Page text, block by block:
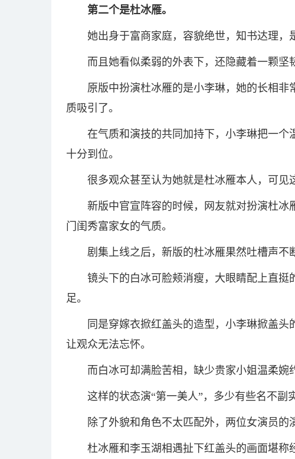
第二个是杜冰雁。
她出身于富商家庭，容貌绝世，知书达理，
而且她看似柔弱的外表下，还隐藏着一颗坚
原版中扮演杜冰雁的是小李琳，她的长相
质吸引了。
在气质和演技的共同加持下，小李琳把一
十分到位。
很多观众甚至认为她就是杜冰雁本人，可见
新版中官宣阵容的时候，网友就对扮演杜
门闺秀富家女的气质。
剧集上线之后，新版的杜冰雁果然吐槽声不
镜头下的白冰可脸颊消瘦，大眼睛配上直
足。
同是穿嫁衣掀红盖头的造型，小李琳掀盖
让观众无法忘怀。
而白冰可却满脸苦相，缺少贵家小姐温柔婉
这样的状态演“第一美人”，多少有些名不副
除了外貌和角色不太匹配外，两位女演员的
杜冰雁和李玉湖相遇扯下红盖头的画面堪